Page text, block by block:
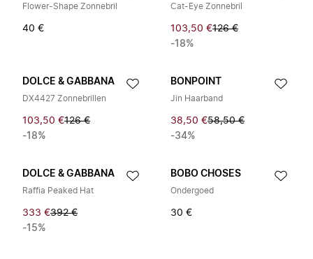
Flower-Shape Zonnebril
40 €
Cat-Eye Zonnebril
103,50 €126 €
-18%
DOLCE & GABBANA
DX4427 Zonnebrillen
103,50 €126 €
-18%
BONPOINT
Jin Haarband
38,50 €58,50 €
-34%
DOLCE & GABBANA
Raffia Peaked Hat
333 €392 €
-15%
BOBO CHOSES
Ondergoed
30 €